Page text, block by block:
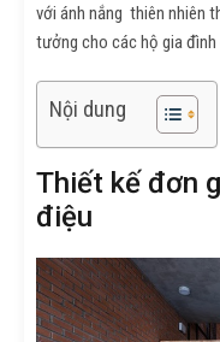
với ánh nắng thiên nhiên
tưởng cho các hộ gia
Nội dung
Thiết kế đơn
điệu